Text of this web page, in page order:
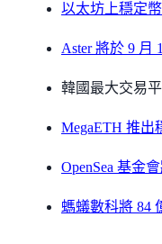
以太坊上穩定
Aster 將於 9 月
韓國最大交易
MegaETH 推出
OpenSea 基金
螞蟻數科將 84